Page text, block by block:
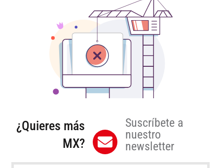
¿Quieres más
MX?
Suscríbete a
nuestro
newsletter